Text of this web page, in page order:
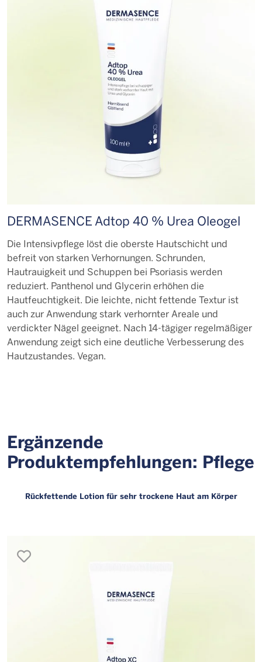
DERMASENCE Adtop 40 % Urea Oleogel
Die Intensivpflege löst die oberste Hautschicht und
befreit von starken Verhornungen. Schrunden,
Hautrauigkeit und Schuppen bei Psoriasis werden
reduziert. Panthenol und Glycerin erhöhen die
Hautfeuchtigkeit. Die leichte, nicht fettende Textur ist
auch zur Anwendung stark verhornter Areale und
verdickter Nägel geeignet. Nach 14-tägiger regelmäßiger
Anwendung zeigt sich eine deutliche Verbesserung des
Hautzustandes. Vegan.
Ergänzende
Produktempfehlungen: Pflege
Rückfettende Lotion für sehr trockene Haut am Körper
merken